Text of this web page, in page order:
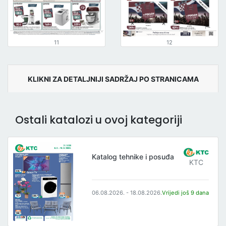
11 12
KLIKNI ZA DETALJNIJI SADRŽAJ PO STRANICAMA
Ostali katalozi u ovoj kategoriji
Katalog tehnike i posuđa
KTC
06.08.2026. - 18.08.2026.Vrijedi još 9 dana